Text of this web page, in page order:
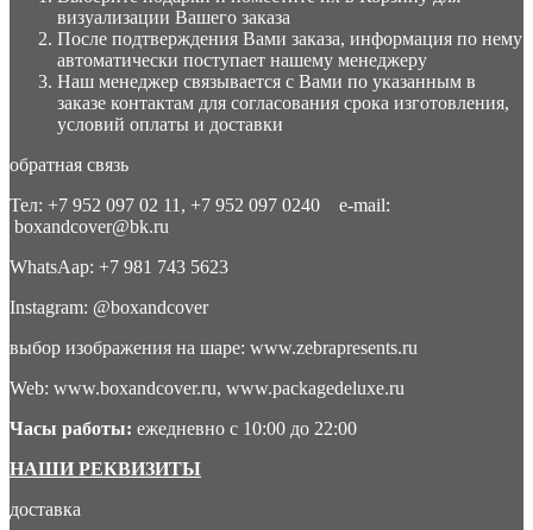
визуализации Вашего заказа
После подтверждения Вами заказа, информация по нему
автоматически поступает нашему менеджеру
Наш менеджер связывается с Вами по указанным в
заказе контактам для согласования срока изготовления,
условий оплаты и доставки
обратная связь
Тел: +7 952 097 02 11, +7 952 097 0240 e-mail:
boxandcover@bk.ru
WhatsAap: +7 981 743 5623
Instagram: @boxandcover
выбор изображения на шаре: www.zebrapresents.ru
Web: www.boxandcover.ru, www.packagedeluxe.ru
Часы работы: ежедневно с 10:00 до 22:00
НАШИ РЕКВИЗИТЫ
доставка